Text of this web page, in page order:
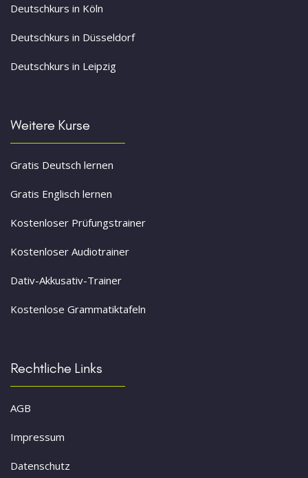
Deutschkurs in Köln
Deutschkurs in Düsseldorf
Deutschkurs in Leipzig
Weitere Kurse
Gratis Deutsch lernen
Gratis Englisch lernen
Kostenloser Prüfungstrainer
Kostenloser Audiotrainer
Dativ-Akkusativ-Trainer
Kostenlose Grammatiktafeln
Rechtliche Links
AGB
Impressum
Datenschutz